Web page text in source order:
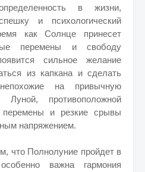
в жизни,
и психологический
как Солнце принесет
перемены и свободу
сильное желание
из капкана и сделать
на привычную
противоположной
и резкие срывы
напряжением.
что Полнолуние пройдет в
важна гармония